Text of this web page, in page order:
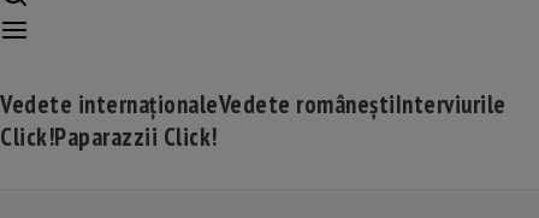
Vedete internaționaleVedete româneștiInterviurile
Click!Paparazzii Click!